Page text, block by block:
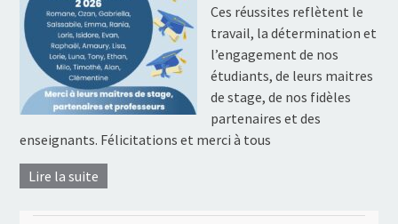
Ces réussites reflètent le
travail, la détermination et
l’engagement de nos
étudiants, de leurs maitres
de stage, de nos fidèles
partenaires et des
enseignants. Félicitations et merci à tous
Lire la suite